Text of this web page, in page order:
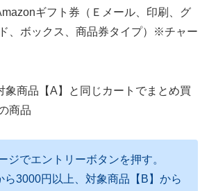
ギフト券（Ｅメール、印刷、グ
、ボックス、商品券タイプ）※チャー
象商品【A】と同じカートでまとめ買
商品
ジでエントリーボタンを押す。
ら3000円以上、対象商品【B】から